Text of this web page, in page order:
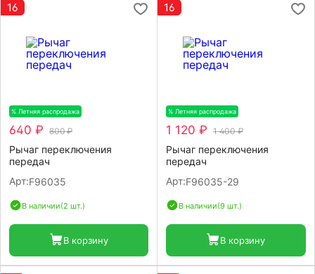
16
% Летняя распродажа
640 ₽ 800 ₽
Рычаг переключения
передач
Арт:F96035
В наличии(2 шт.)
В корзину
16
% Летняя распродажа
1 120 ₽ 1 400 ₽
Рычаг переключения
передач
Арт:F96035-29
В наличии(9 шт.)
В корзину